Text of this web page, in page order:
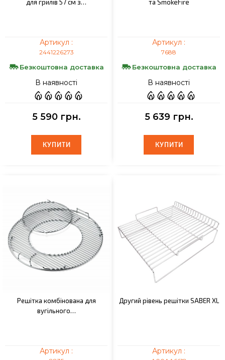
для грилів 57 см з…
Артикул :
2441226273
Безкоштовна доставка
В наявності
5 590 грн.
КУПИТИ
КУПИТИ
та SmokeFire
Артикул :
7688
Безкоштовна доставка
В наявності
5 639 грн.
КУПИТИ
КУПИТИ
Решітка комбінована для
вугільного…
Артикул :
Другий рівень решітки SABER XL
Артикул :